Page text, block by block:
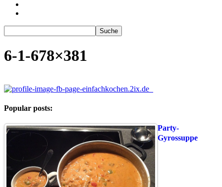
6-1-678×381
Popular posts:
Party-
Gyrossuppe